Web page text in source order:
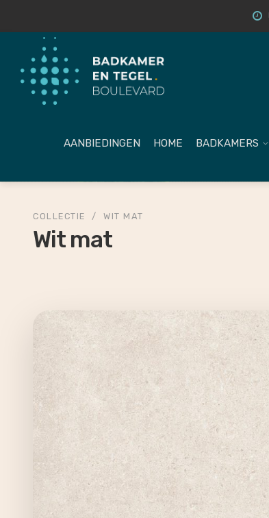
AANBIEDINGEN HOME BADKAMERS
COLLECTIE / WIT MAT
Wit mat